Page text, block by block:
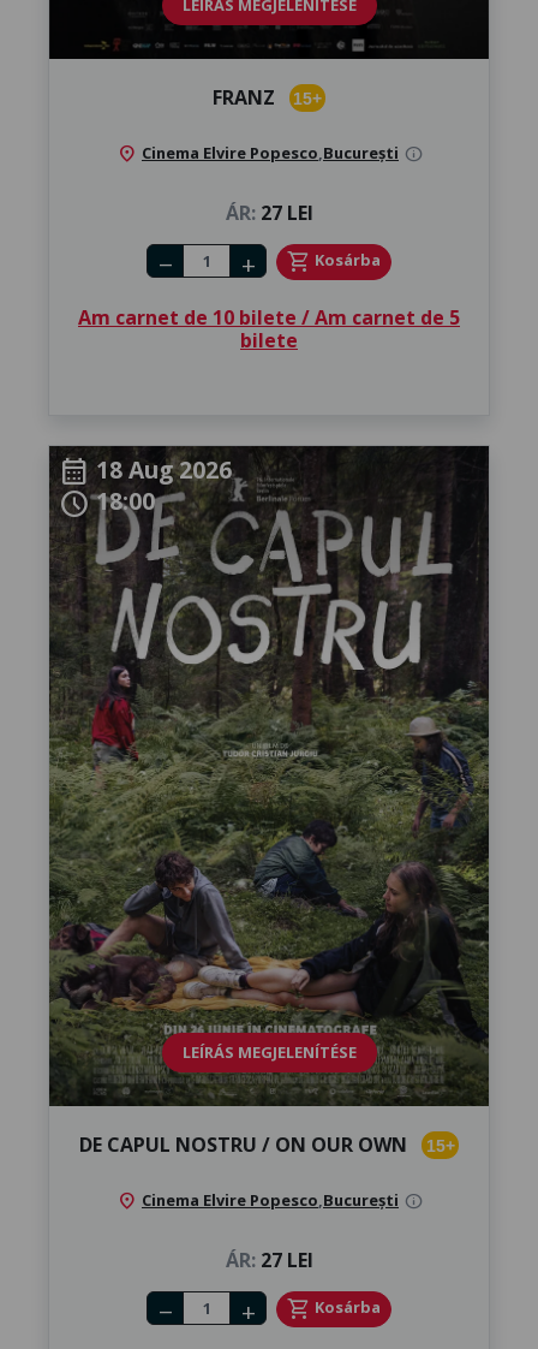
LEÍRÁS MEGJELENÍTÉSE
FRANZ 15+
location_on Cinema Elvire Popesco,București info
ÁR:27 LEI
Number of tickets
remove add shopping_cart Kosárba
Am carnet de 10 bilete / Am carnet de 5
bilete
calendar_month18 Aug 2026
schedule18:00
LEÍRÁS MEGJELENÍTÉSE
DE CAPUL NOSTRU / ON OUR OWN 15+
location_on Cinema Elvire Popesco,București info
ÁR:27 LEI
Number of tickets
remove add shopping_cart Kosárba